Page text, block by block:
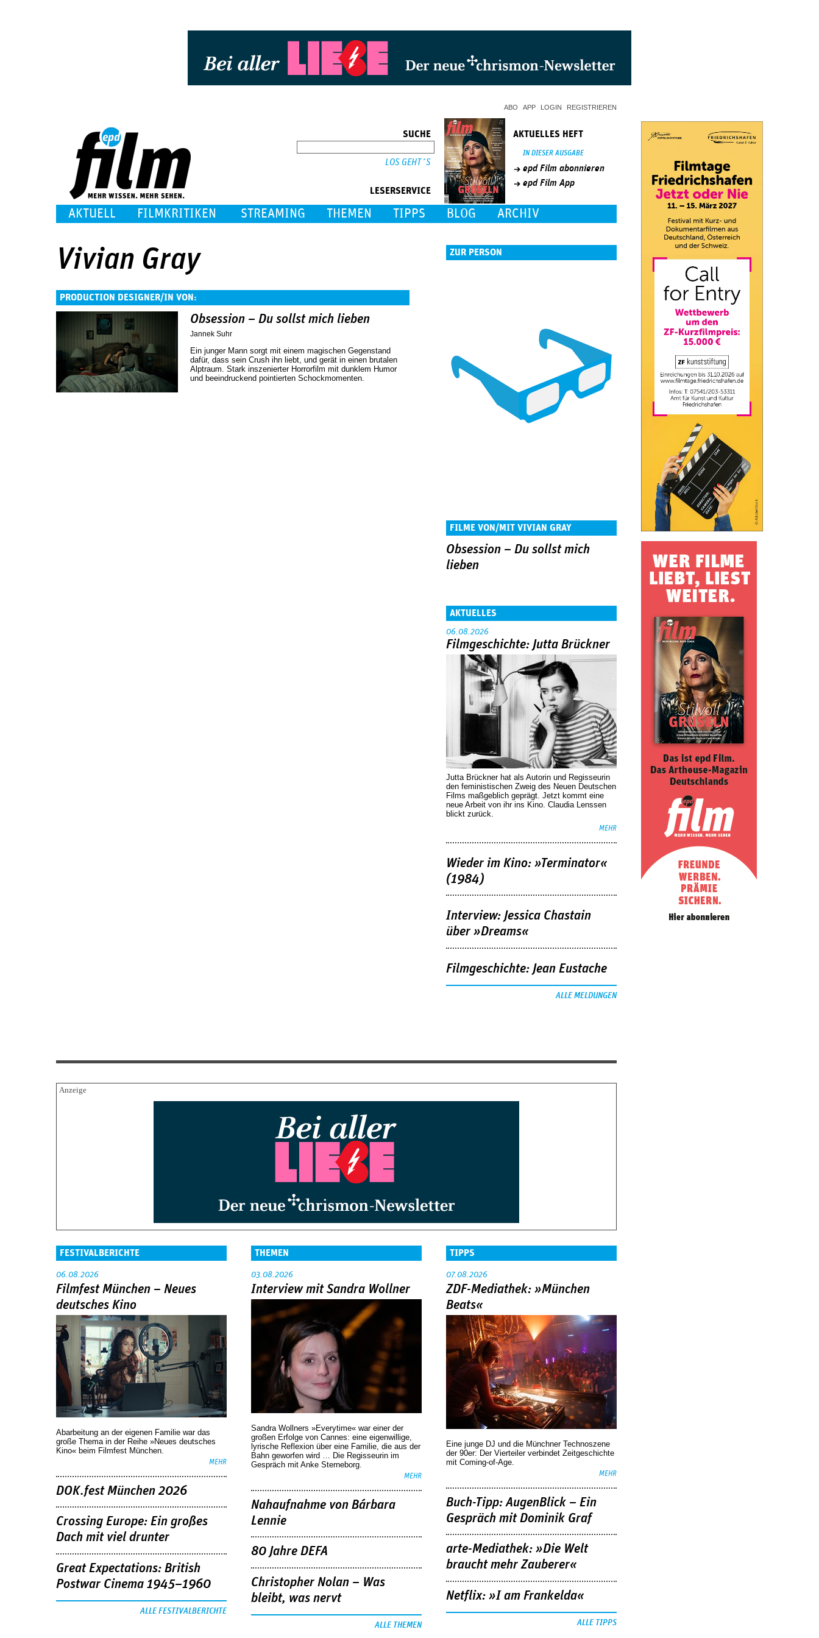
ABO APP LOGIN REGISTRIEREN
SUCHE
LESERSERVICE
AKTUELLES HEFT
IN DIESER AUSGABE
epd Film abonnieren
epd Film App
AKTUELL FILMKRITIKEN STREAMING THEMEN TIPPS BLOG ARCHIV
Vivian Gray
PRODUCTION DESIGNER/IN VON:
Obsession – Du sollst mich lieben
Jannek Suhr
Ein junger Mann sorgt mit einem magischen Gegenstand
dafür, dass sein Crush ihn liebt, und gerät in einen brutalen
Alptraum. Stark inszenierter Horrorfilm mit dunklem Humor
und beeindruckend pointierten Schockmomenten.
ZUR PERSON
FILME VON/MIT VIVIAN GRAY
Obsession – Du sollst mich
lieben
AKTUELLES
06.08.2026
Filmgeschichte: Jutta Brückner
Jutta Brückner hat als Autorin und Regisseurin
den feministischen Zweig des Neuen Deutschen
Films maßgeblich geprägt. Jetzt kommt eine
neue Arbeit von ihr ins Kino. Claudia Lenssen
blickt zurück.
MEHR
Wieder im Kino: »Terminator«
(1984)
Interview: Jessica Chastain
über »Dreams«
Filmgeschichte: Jean Eustache
ALLE MELDUNGEN
FESTIVALBERICHTE
06.08.2026
Filmfest München – Neues
deutsches Kino
Abarbeitung an der eigenen Familie war das
DOK.fest München 2026
Crossing Europe: Ein großes
Dach mit viel drunter
Great Expectations: British
Postwar Cinema 1945–1960
THEMEN
03.08.2026
Interview mit Sandra Wollner
Sandra Wollners »Everytime« war einer der
großen Erfolge von Cannes: eine eigenwillige,
lyrische Reflexion über eine ­Familie, die aus der
Nahaufnahme von Bárbara
Lennie
80 Jahre DEFA
Christopher Nolan – Was
TIPPS
07.08.2026
ZDF-Mediathek: »München
Beats«
Eine junge DJ und die Münchner Technoszene
Buch-Tipp: AugenBlick – Ein
Gespräch mit Dominik Graf
arte-Mediathek: »Die Welt
braucht mehr Zauberer«
Netflix: »I am Frankelda«